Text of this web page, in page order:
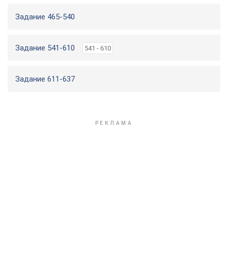
Задание 465-540
Задание 541-610 541 - 610
Задание 611-637